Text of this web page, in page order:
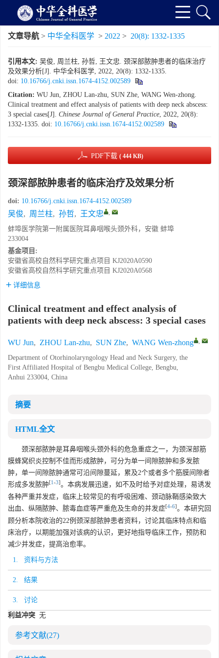
文章导航 > 中华全科医学 > 2022 > 20(8): 1332-1335
引用本文: 吴俊, 周兰柱, 孙哲, 王文忠. 颈深部脓肿患者的临床治疗
及效果分析[J]. 中华全科医学, 2022, 20(8): 1332-1335.
doi: 10.16766/j.cnki.issn.1674-4152.002589
Citation: WU Jun, ZHOU Lan-zhu, SUN Zhe, WANG Wen-zhong.
Clinical treatment and effect analysis of patients with deep neck abscess:
3 special cases[J]. Chinese Journal of General Practice, 2022, 20(8):
1332-1335. doi: 10.16766/j.cnki.issn.1674-4152.002589
PDF下载 ( 444 KB)
颈深部脓肿患者的临床治疗及效果分析
doi: 10.16766/j.cnki.issn.1674-4152.002589
吴俊, 周兰柱, 孙哲, 王文忠 ,
蚌埠医学院第一附属医院耳鼻咽喉头颈外科，安徽 蚌埠
233004
基金项目:
安徽省高校自然科学研究重点项目 KJ2020A0590
安徽省高校自然科学研究重点项目 KJ2020A0568
详细信息
Clinical treatment and effect analysis of
patients with deep neck abscess: 3 special cases
WU Jun, ZHOU Lan-zhu, SUN Zhe, WANG Wen-zhong ,
Department of Otorhinolaryngology Head and Neck Surgery, the
First Affiliated Hospital of Bengbu Medical College, Bengbu,
Anhui 233004, China
摘要
HTML全文
颈深部脓肿是耳鼻咽喉头颈外科的危急重症之一，为颈深部筋
膜蜂窝织炎控制不佳而形成脓肿，可分为单一间隙脓肿和多发脓
肿，单一间隙脓肿通常可沿间隙蔓延，累及2个或者多个筋膜间隙者
形成多发脓肿[1 -3]。本病发展迅速，如不及时给予对症处理，易诱发
各种严重并发症，临床上较常见的有呼吸困难、颈动脉鞘感染致大
出血、纵隔脓肿、脓毒血症等严重危及生命的并发症[4-6]。本研究回
顾分析本院收治的22例颈深部脓肿患者资料，讨论其临床特点和临
床治疗，以期能加强对该病的认识，更好地指导临床工作，预防和
减少并发症，提高治愈率。
1. 资料与方法
2. 结果
3. 讨论
利益冲突 无
参考文献(27)